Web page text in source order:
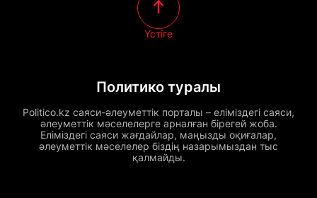
Политико туралы
Politico.kz саяси-әлеуметтік порталы – еліміздегі саяси,
әлеуметтік мәселелерге арналған бірегей жоба.
Еліміздегі саяси жағдайлар, маңызды оқиғалар,
әлеуметтік мәселелер біздің назарымыздан тыс
қалмайды.
Үстіге